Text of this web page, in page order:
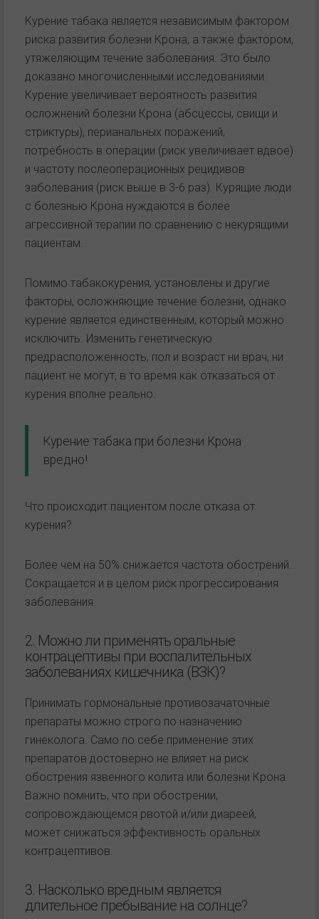
Курение табака является независимым фактором
риска развития болезни Крона, а также фактором,
утяжеляющим течение заболевания. Это было
доказано многочисленными исследованиями.
Курение увеличивает вероятность развития
осложнений болезни Крона (абсцессы, свищи и
стриктуры), перианальных поражений,
потребность в операции (риск увеличивает вдвое)
и частоту послеоперационных рецидивов
заболевания (риск выше в 3-6 раз). Курящие люди
с болезнью Крона нуждаются в более
агрессивной терапии по сравнению с некурящими
пациентам.
Помимо табакокурения, установлены и другие
факторы, осложняющие течение болезни, однако
курение является единственным, который можно
исключить. Изменить генетическую
предрасположенность, пол и возраст ни врач, ни
пациент не могут, в то время как отказаться от
курения вполне реально.
Курение табака при болезни Крона
вредно!
Что происходит пациентом после отказа от
курения?
Более чем на 50% снижается частота обострений.
Сокращается и в целом риск прогрессирования
заболевания.
2. Можно ли применять оральные
контрацептивы при воспалительных
заболеваниях кишечника (ВЗК)?
Принимать гормональные противозачаточные
препараты можно строго по назначению
гинеколога. Само по себе применение этих
препаратов достоверно не влияет на риск
обострения язвенного колита или болезни Крона.
Важно помнить, что при обострении,
сопровождающемся рвотой и/или диареей,
может снижаться эффективность оральных
контрацептивов.
3. Насколько вредным является
длительное пребывание на солнце?